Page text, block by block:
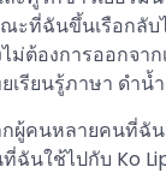
ะที่ฉันขึ้นเรือกลั
ม่ต้องการออกจา
เรียนรู้ภาษา ดำน้
ผู้คนหลายคนที่ฉั
ฉันใช้ไปกับ Ko